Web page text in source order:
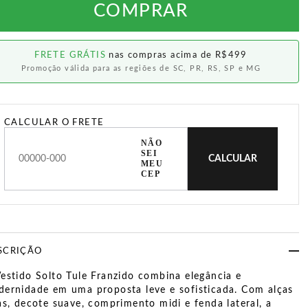
COMPRAR
FRETE GRÁTIS nas compras acima de R$499
Promoção válida para as regiões de SC, PR, RS, SP e MG
CALCULAR O FRETE
NÃO
SEI
MEU
CEP
CALCULAR
Solto Tule Franzido combina elegância e
em uma proposta leve e sofisticada. Com alças
decote suave, comprimento midi e fenda lateral, a